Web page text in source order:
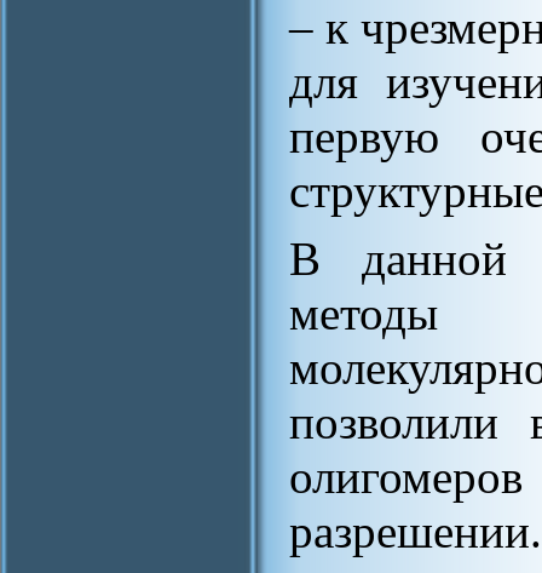
– к
для
первую
В данной
методы
позволили